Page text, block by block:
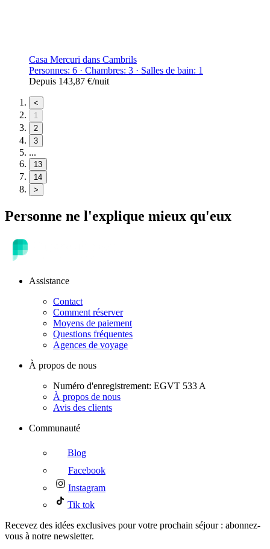
Casa Mercuri dans Cambrils
Personnes: 6 · Chambres: 3 · Salles de bain: 1
Depuis 143,87 €/nuit
<
1
2
3
...
13
14
>
Personne ne l'explique mieux qu'eux
Assistance
Contact
Comment réserver
Moyens de paiement
Questions fréquentes
Agences de voyage
À propos de nous
Numéro d'enregistrement: EGVT 533 A
À propos de nous
Avis des clients
Communauté
Blog
Facebook
Instagram
Tik tok
Recevez des idées exclusives pour votre prochain séjour : abonnez-
vous à notre newsletter.